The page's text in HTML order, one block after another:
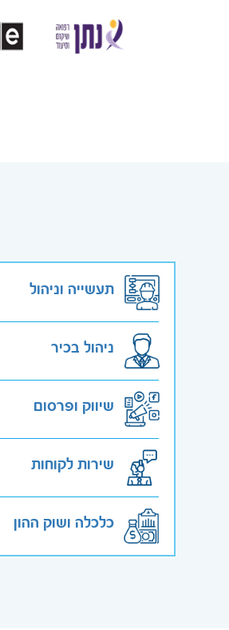
תעשייה וניהול
ניהול בכיר
שיווק ופרסום
שירות לקוחות
כלכלה ושוק ההון